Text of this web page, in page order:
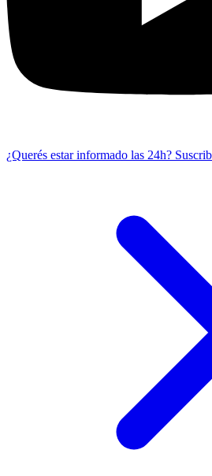
¿Querés estar informado las 24h?